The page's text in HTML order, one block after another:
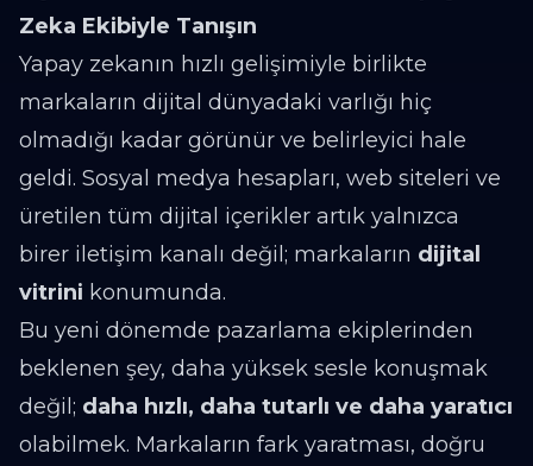
Zeka Ekibiyle Tanışın
Yapay zekanın hızlı gelişimiyle birlikte
markaların dijital dünyadaki varlığı hiç
olmadığı kadar görünür ve belirleyici hale
geldi. Sosyal medya hesapları, web siteleri ve
üretilen tüm dijital içerikler artık yalnızca
birer iletişim kanalı değil; markaların dijital
vitrini konumunda.
Bu yeni dönemde pazarlama ekiplerinden
beklenen şey, daha yüksek sesle konuşmak
değil; daha hızlı, daha tutarlı ve daha yaratıcı
olabilmek. Markaların fark yaratması, doğru